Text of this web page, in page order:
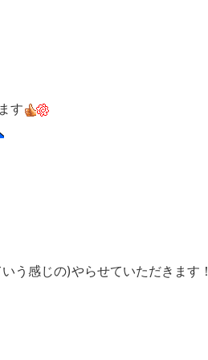
す
う感じの)やらせていただきます！